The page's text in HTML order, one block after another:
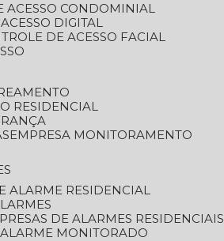
ACESSO CONDOMINIAL
DIGITAL
DE ACESSO FACIAL
RESIDENCIAL
EMPRESA MONITORAMENTO
ALARME RESIDENCIAL
DE ALARMES RESIDENCIAIS
ALARME MONITORADO